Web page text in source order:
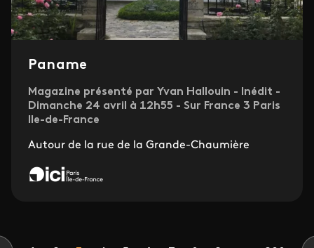
Paname
Magazine présenté par Yvan Hallouin - Inédit -
Dimanche 24 avril à 12h55 - Sur France 3 Paris
Ile-de-France
Autour de la rue de la Grande-Chaumière
Pagination